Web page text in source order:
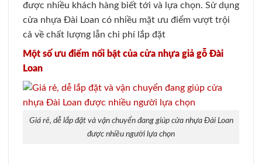
được nhiều khách hàng biết tới và lựa chọn. Sử dụng
cửa nhựa Đài Loan có nhiều mặt ưu điểm vượt trội
cả về chất lượng lẫn chi phí lắp đặt
Một số ưu điểm nổi bật của cửa nhựa giả gỗ Đài
Loan
Giá rẻ, dễ lắp đặt và vận chuyển đang giúp cửa nhựa Đài Loan
được nhiều người lựa chọn